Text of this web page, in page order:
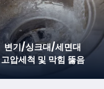
변기/싱크대/세면대
고압세척 및 막힘 뚫음